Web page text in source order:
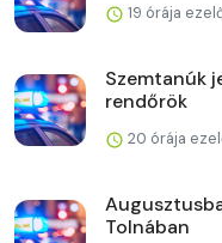
19 órája
Szemtanúk
rendőrök
20 órája
Tolnában